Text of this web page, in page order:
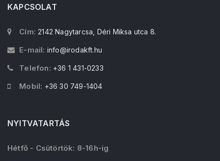
KAPCSOLAT
Cím: 2142 Nagytarcsa, Déri Miksa utca 8.
E-mail: info@irodakft.hu
Telefon: +36 1 431-0233
Mobil: +36 30 749-1404
NYITVATARTÁS
Hétfő - Csütörtök: 8-16h-ig